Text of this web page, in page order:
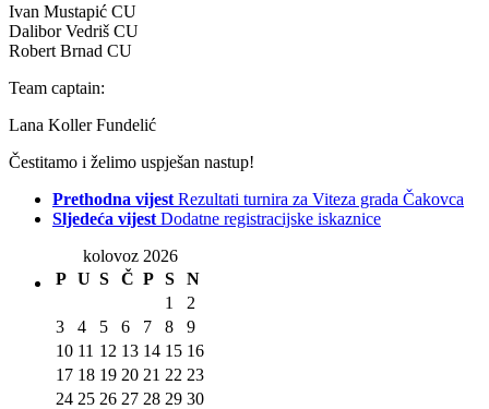
Ivan Mustapić CU
Dalibor Vedriš CU
Robert Brnad CU
Team captain:
Lana Koller Fundelić
Čestitamo i želimo uspješan nastup!
Prethodna vijest Rezultati turnira za Viteza grada Čakovca
Sljedeća vijest Dodatne registracijske iskaznice
kolovoz 2026
P U S Č P S
N
1
2
3
4 5 6 7 8
9
10 11 12 13 14 15 16
17 18 19 20 21 22 23
24 25 26 27 28 29 30